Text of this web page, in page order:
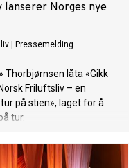
Norges nye
Pressemelding
Thorbjørnsen låta «Gikk
Friluftsliv – en
på stien», laget for å
tur.